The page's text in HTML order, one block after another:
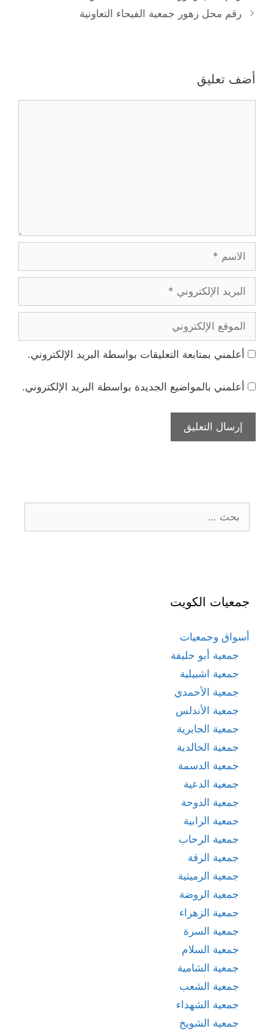
رقم محل زهور جمعية الفيحاء التعاونية
أضف تعليق
الإلكتروني
الإلكتروني
أعلمني بمتابعة التعليقات بواسطة البريد الإلكتروني.
أعلمني بالمواضيع الجديدة بواسطة البريد الإلكتروني.
عن:
جمعيات الكويت
أسواق وجمعيات
جمعية أبو حليفة
جمعية اشبيلية
جمعية الأحمدي
جمعية الأندلس
جمعية الجابرية
جمعية الخالدية
جمعية الدسمة
جمعية الدعية
جمعية الدوحة
جمعية الرابية
جمعية الرحاب
جمعية الرقة
جمعية الرميثية
جمعية الروضة
جمعية الزهراء
جمعية السرة
جمعية السلام
جمعية الشامية
جمعية الشعب
جمعية الشهداء
جمعية الشويخ